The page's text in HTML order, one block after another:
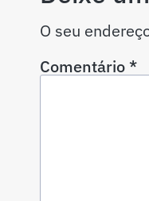
O seu
Comentário*